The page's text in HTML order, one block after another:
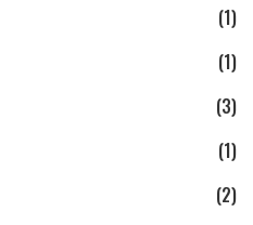
(1)
(1)
(3)
(1)
(2)